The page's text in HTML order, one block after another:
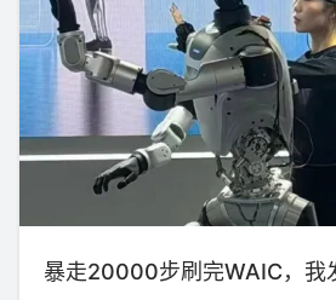
暴走20000步刷完WAIC，我